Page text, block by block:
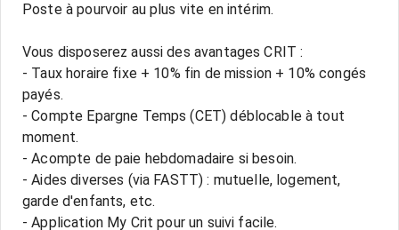
Poste à pourvoir au plus vite en intérim.
Vous disposerez aussi des avantages CRIT :
- Taux horaire fixe + 10% fin de mission + 10% congés
payés.
- Compte Epargne Temps (CET) déblocable à tout
moment.
- Acompte de paie hebdomadaire si besoin.
- Aides diverses (via FASTT) : mutuelle, logement,
garde d'enfants, etc.
- Application My Crit pour un suivi facile.